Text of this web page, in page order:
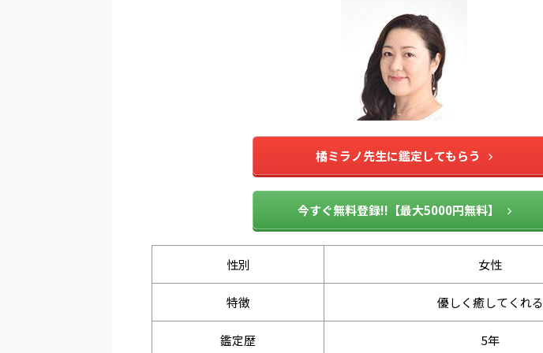
橘ミラノ先生に鑑定してもらう
今すぐ無料登録!!【最大5000円無料】
性別 女性
特徴 優しく癒してくれる
鑑定歴 5年